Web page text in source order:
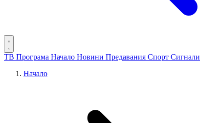
ТВ Програма Начало Новини Предавания Спорт Сигнали
Начало